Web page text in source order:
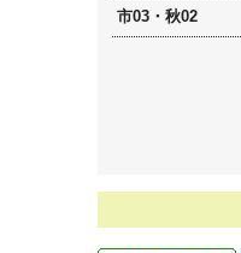
市03・秋02